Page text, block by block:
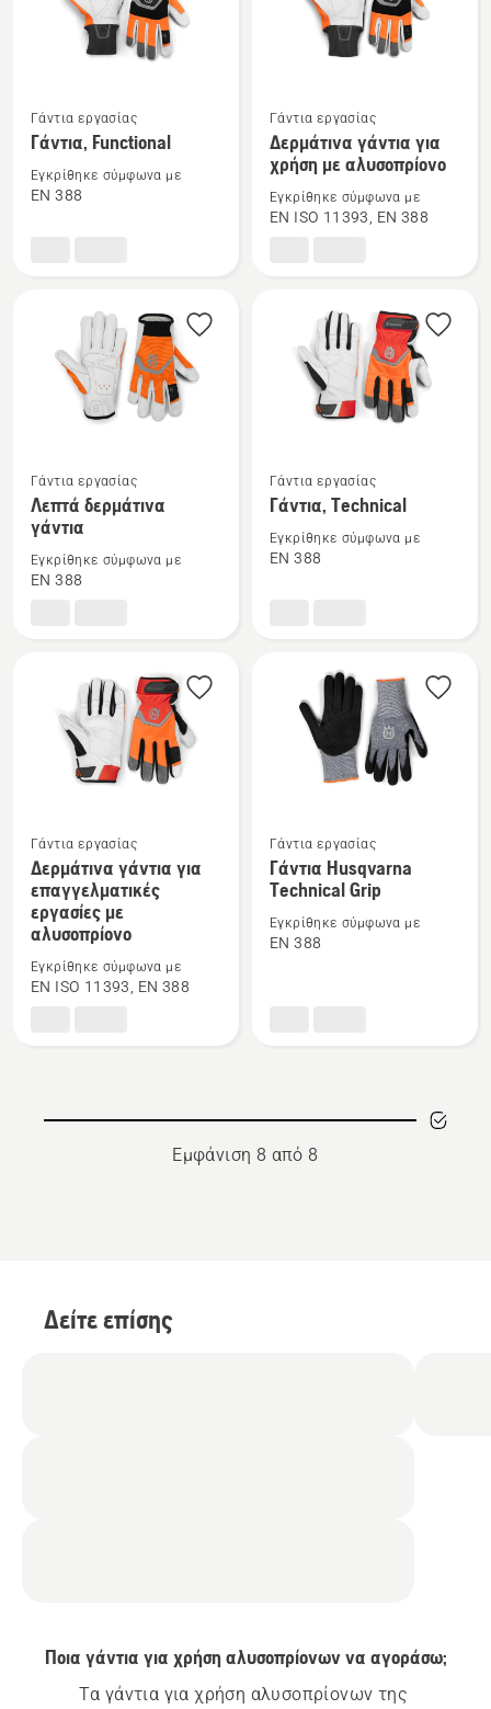
Δείτε
περισσότερες
λεπτομέρειες
για
Γάντια εργασίας
Γάντια, Functional
Εγκρίθηκε σύμφωνα με
EN 388
Δείτε
περισσότερες
λεπτομέρειες
για
το
αλυσοπρίονο
Γάντια εργασίας
Δερμάτινα γάντια για
χρήση με αλυσοπρίονο
Εγκρίθηκε σύμφωνα με
EN ISO 11393, EN 388
Δείτε
περισσότερες
λεπτομέρειες
για
το
Γάντια εργασίας
Λεπτά δερμάτινα
γάντια
Εγκρίθηκε σύμφωνα με
EN 388
Δείτε
περισσότερες
λεπτομέρειες
για
Γάντια εργασίας
Γάντια, Technical
Εγκρίθηκε σύμφωνα με
EN 388
Δείτε
περισσότερες
λεπτομέρειες
για
το
Δερμάτινα
Γάντια εργασίας
Δερμάτινα γάντια για
επαγγελματικές
εργασίες με
αλυσοπρίονο
Εγκρίθηκε σύμφωνα με
EN ISO 11393, EN 388
Δείτε
περισσότερες
λεπτομέρειες
για
Γάντια εργασίας
Γάντια Husqvarna
Technical Grip
Εγκρίθηκε σύμφωνα με
EN 388
Εμφάνιση 8 από 8
Δείτε επίσης
Ποια γάντια για χρήση αλυσοπρίονων να αγοράσω;
Τα γάντια για χρήση αλυσοπρίονων της